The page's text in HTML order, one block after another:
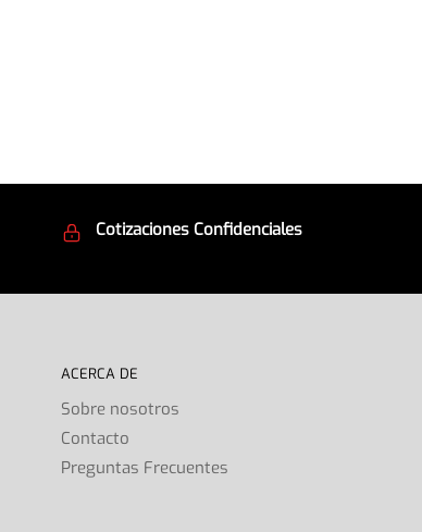
Cotizaciones Confidenciales
ACERCA DE
Sobre nosotros
Contacto
Preguntas Frecuentes